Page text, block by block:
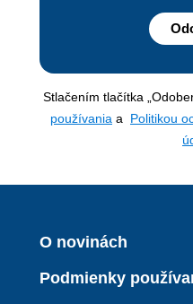
Stlačením tlačítka
používania a Politikou
O novinách
Podmienky